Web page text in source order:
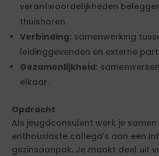
verantwoordelijkheden
thuishoren.
Verbinding: samenwerking
leidinggevenden en externe
Gezamenlijkheid:
elkaar.
Opdracht
Als jeugdconsulent werk je
enthousiaste collega's aan een
gezinsaanpak. Je maakt deel uit